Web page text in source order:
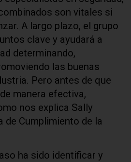
son vitales si
A largo plazo, el grupo
clave y ayudará a
determinando,
las buenas
Pero antes de que
manera efectiva,
nos explica Sally
de Cumplimiento de la
ha sido identificar y